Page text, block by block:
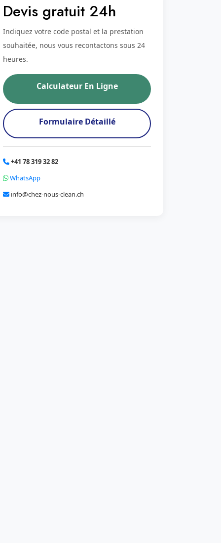
Devis gratuit 24h
Indiquez votre code postal et la prestation
souhaitée, nous vous recontactons sous 24
heures.
Calculateur En Ligne
Formulaire Détaillé
+41 78 319 32 82
WhatsApp
info@chez-nous-clean.ch